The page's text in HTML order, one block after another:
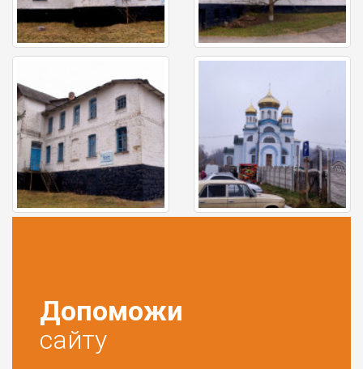
Допоможи
сайту